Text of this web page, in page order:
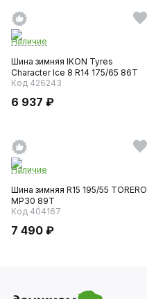
Наличие
Шина зимняя IKON Tyres
Character Ice 8 R14 175/65 86T
Код 426243
6 937 ₽
Наличие
Шина зимняя R15 195/55 TORERO
MP30 89T
Код 404167
7 490 ₽